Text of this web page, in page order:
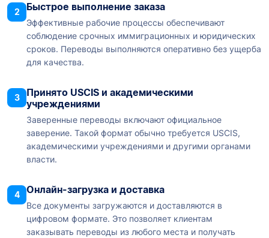
2 Быстрое выполнение заказа
Эффективные рабочие процессы обеспечивают
соблюдение срочных иммиграционных и юридических
сроков. Переводы выполняются оперативно без ущерба
для качества.
3
Принято USCIS и академическими
учреждениями
Заверенные переводы включают официальное
заверение. Такой формат обычно требуется USCIS,
академическими учреждениями и другими органами
власти.
4 Онлайн-загрузка и доставка
Все документы загружаются и доставляются в
цифровом формате. Это позволяет клиентам
заказывать переводы из любого места и получать